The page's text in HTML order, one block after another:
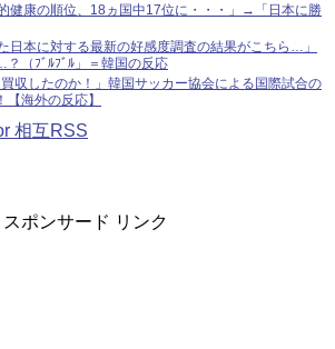
健康の順位、18ヵ国中17位に・・・」→「日本に勝
日本に対する最新の好感度調査の結果がこちら…」
（ﾌﾞﾙﾌﾞﾙ」＝韓国の反応
収したのか！」韓国サッカー協会による国際試合の
海外の反応】
相互RSS
スポンサード リンク